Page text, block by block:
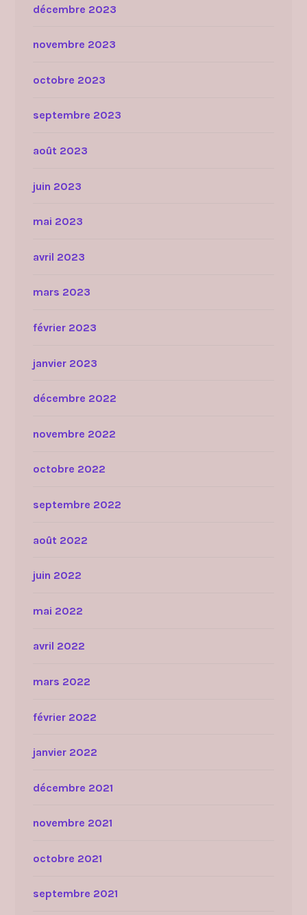
décembre 2023
novembre 2023
octobre 2023
septembre 2023
août 2023
juin 2023
mai 2023
avril 2023
mars 2023
février 2023
janvier 2023
décembre 2022
novembre 2022
octobre 2022
septembre 2022
août 2022
juin 2022
mai 2022
avril 2022
mars 2022
février 2022
janvier 2022
décembre 2021
novembre 2021
octobre 2021
septembre 2021